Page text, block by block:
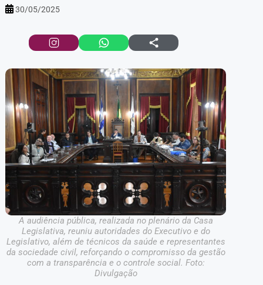
30/05/2025
A audiência pública, realizada no plenário da Casa
Legislativa, reuniu autoridades do Executivo e do
Legislativo, além de técnicos da saúde e representantes
da sociedade civil, reforçando o compromisso da gestão
com a transparência e o controle social. Foto:
Divulgação